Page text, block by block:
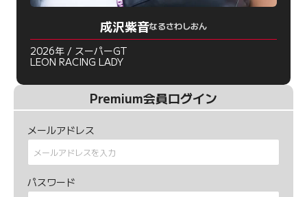
成沢紫音なるさわしおん
2026年 / スーパーGT
LEON RACING LADY
Premium会員ログイン
メールアドレス
パスワード